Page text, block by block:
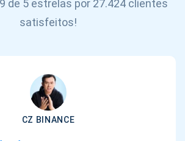
de 5 estrelas por 27.424 clientes
satisfeitos!
CZ BINANCE